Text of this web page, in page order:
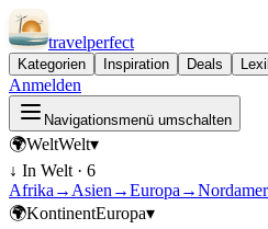
travelperfect
Kategorien Inspiration Deals
Anmelden
Navigationsmenü umschalten
🌍WeltWelt▾
↓ In Welt · 6
Afrika → Asien →Europa →
🌍KontinentEuropa▾